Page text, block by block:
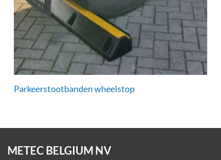
Parkeerstootbanden wheelstop
METEC BELGIUM NV